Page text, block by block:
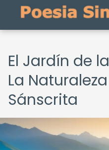
El Jardín de
La
Sánscrita